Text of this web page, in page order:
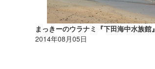
まっきーのウラナミ『下田海中水族館』
2014年08月05日